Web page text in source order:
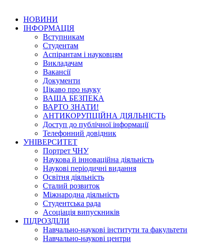
НОВИНИ
ІНФОРМАЦІЯ
Вступникам
Студентам
Аспірантам і науковцям
Викладачам
Вакансії
Документи
Цікаво про науку
ВАША БЕЗПЕКА
ВАРТО ЗНАТИ!
АНТИКОРУПЦІЙНА ДІЯЛЬНІСТЬ
Доступ до публічної інформації
Телефонний довідник
УНІВЕРСИТЕТ
Портрет ЧНУ
Наукова й інноваційна діяльність
Наукові періодичні видання
Освітня діяльність
Сталий розвиток
Міжнародна діяльність
Студентська рада
Асоціація випускників
ПІДРОЗДІЛИ
Навчально-наукові інститути та факультети
Навчально-наукові центри